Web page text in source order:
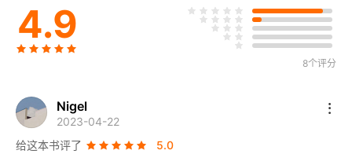
河西走廊绿洲生态建设和农业发展的若干思考与建议
基于生物地球化学循环视角下我国农业碳达峰、碳中
构建乡村社会心理服务体系助力乡村振兴战略
美日“先进存储研究联合体”发展路径与启示
4.9
8个评分
Nigel
2023-04-22
给这本书评了
5.0